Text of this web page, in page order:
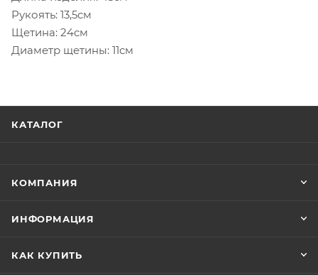
Рукоять: 13,5см
Щетина: 24см
Диаметр щетины: 11см
КАТАЛОГ
КОМПАНИЯ
ИНФОРМАЦИЯ
КАК КУПИТЬ